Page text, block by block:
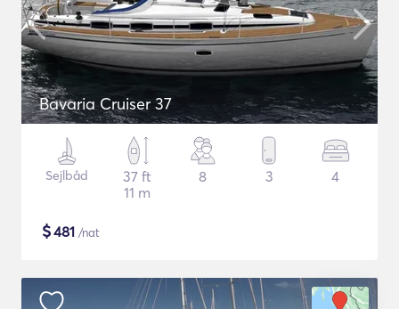
Bavaria Cruiser 37
Sejlbåd
37 ft
11 m
8 3 4
$481 /nat